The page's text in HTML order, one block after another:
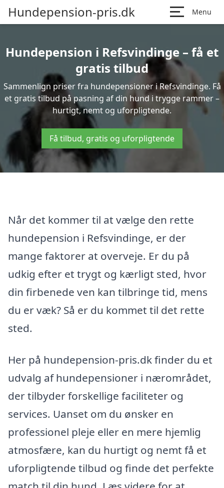
Hundepension-pris.dk Menu
Hundepension i Refsvindinge – få et
gratis tilbud
Sammenlign priser fra hundepensioner i Refsvindinge. Få
et gratis tilbud på pasning af din hund i trygge rammer –
hurtigt, nemt og uforpligtende.
Få tilbud, gratis og uforpligtende
Når det kommer til at vælge den rette
hundepension i Refsvindinge, er der
mange faktorer at overveje. Er du på
udkig efter et trygt og kærligt sted, hvor
din firbenede ven kan tilbringe tid, mens
du er væk? Så er du kommet til det rette
sted.
Her på hundepension-pris.dk finder du et
udvalg af hundepensioner i nærområdet,
der tilbyder forskellige faciliteter og
services. Uanset om du ønsker en
professionel pleje eller en mere hjemlig
atmosfære, kan du hurtigt og nemt få et
uforpligtende tilbud og finde det perfekte